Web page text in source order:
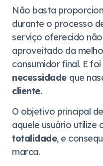
Não basta
durante o processo
serviço oferecido
aproveitado da
consumidor final. E
necessidade que
cliente.
O objetivo principal
aquele usuário utilize
totalidade, e
marca.